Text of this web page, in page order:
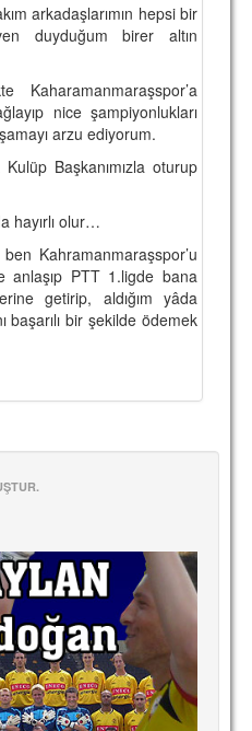
arkadaşlarımın hepsi bir
duyduğum birer altın
Kaharamanmaraşspor’a
nice şampiyonlukları
arzu ediyorum.
Başkanımızla oturup
hayırlı olur…
Kahramanmaraşspor’u
anlaşıp PTT 1.ligde bana
getirip, aldığım yâda
başarılı bir şekilde ödemek